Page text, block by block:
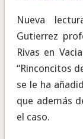
Nueva
Gutierrez
Rivas en
“Rinconcitos
se le ha
que además
el caso.